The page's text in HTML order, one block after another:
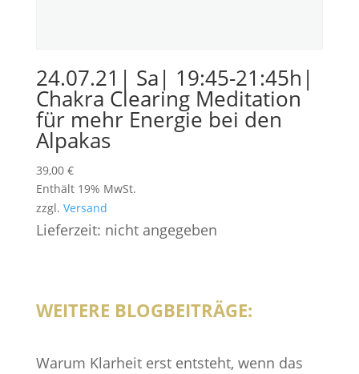
24.07.21| Sa| 19:45-21:45h|
Chakra Clearing Meditation
für mehr Energie bei den
Alpakas
39,00 €
Enthält 19% MwSt.
zzgl. Versand
Lieferzeit: nicht angegeben
WEITERE BLOGBEITRÄGE:
Warum Klarheit erst entsteht, wenn das